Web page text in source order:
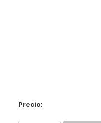
Precio: